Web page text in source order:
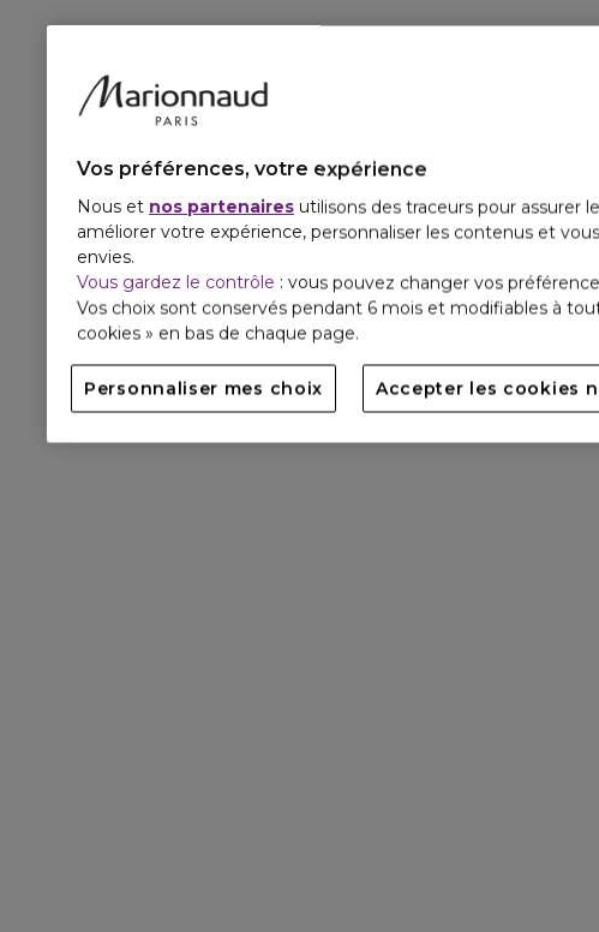
Vos préférences, votre expérience
Nous et nos partenaires utilisons des traceurs pour
améliorer votre expérience, personnaliser les contenus et
envies.
Vous gardez le contrôle : vous pouvez changer vos
Vos choix sont conservés pendant 6 mois et modifiables à
cookies » en bas de chaque page.
Personnaliser mes choix Accepter les cookies